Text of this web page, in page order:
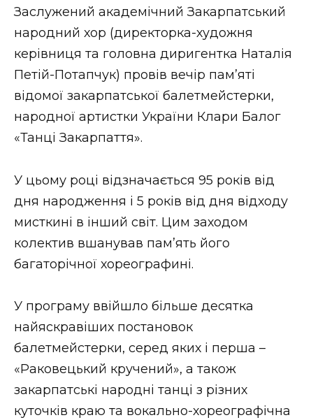
ЗАКАРПАТСЬКІ НОВИНИ
НОВИНИ ЗАХІДНОЇ УКРАЇНИ
ФОТО
Заслужений академічний Закарпатський
народний хор (директорка-художня
керівниця та головна диригентка Наталія
Петій-Потапчук) провів вечір пам’яті
відомої закарпатської балетмейстерки,
народної артистки України Клари Балог
«Танці Закарпаття».
У цьому році відзначається 95 років від
дня народження і 5 років від дня відходу
мисткині в інший світ. Цим заходом
колектив вшанував пам’ять його
багаторічної хореографині.
У програму ввійшло більше десятка
найяскравіших постановок
балетмейстерки, серед яких і перша –
«Раковецький кручений», а також
закарпатські народні танці з різних
куточків краю та вокально-хореографічна